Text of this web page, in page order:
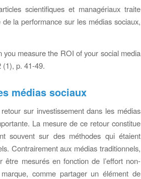
scientifiques et managériaux traite
la performance sur les médias sociaux,
measure the ROI of your social media
(1), p. 41-49.
médias sociaux
sur investissement dans les médias
La mesure de ce retour constitue
souvent sur des méthodes qui étaient
Contrairement aux médias traditionnels,
mesurés en fonction de l’effort non-
comme partager un élément de